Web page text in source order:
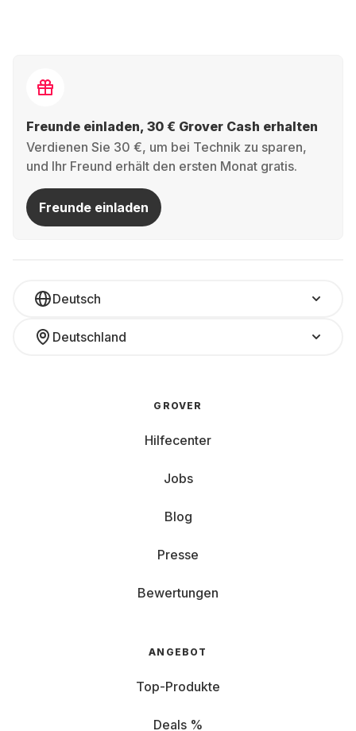
Freunde einladen, 30 € Grover Cash erhalten
Verdienen Sie 30 €, um bei Technik zu sparen,
und Ihr Freund erhält den ersten Monat gratis.
Freunde einladen
Deutsch
Deutschland
GROVER
Hilfecenter
Jobs
Blog
Presse
Bewertungen
ANGEBOT
Top-Produkte
Deals %